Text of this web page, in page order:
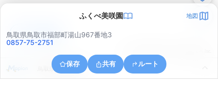
ふくべ美咲園 地図
鳥取県鳥取市福部町湯山967番地3
0857-75-2751
保存 共有 ルート
鳥取県鳥取市覚寺
アプリで見る